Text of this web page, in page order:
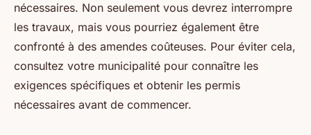
nécessaires. Non seulement vous devrez interrompre
les travaux, mais vous pourriez également être
confronté à des amendes coûteuses. Pour éviter cela,
consultez votre municipalité pour connaître les
exigences spécifiques et obtenir les permis
nécessaires avant de commencer.